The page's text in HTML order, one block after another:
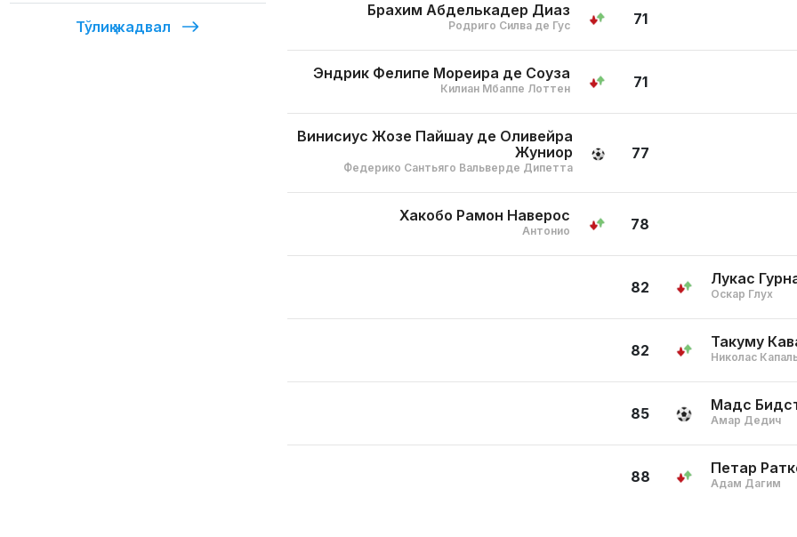
Тўлиқ жадвал 71
Брахим Абделькадер Диаз
Родриго Силва де Гус
71
Эндрик Фелипе Мореира де Соуза
Килиан Мбаппе Лоттен
77
Винисиус Жозе Пайшау де Оливейра
Жуниор
Федерико Сантьяго Вальверде Дипетта
78
Хакобо Рамон Наверос
Антонио
82 Лукас
Оскар Глух
82 Такуму
Николас
85 Мадс
Амар Дедич
88 Петар
Адам Дагим